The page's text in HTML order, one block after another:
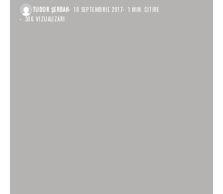
TUDOR ȘERBAN 18 SEPTEMBRIE 2017
1 MIN. CITIRE
306 VIZUALIZĂRI